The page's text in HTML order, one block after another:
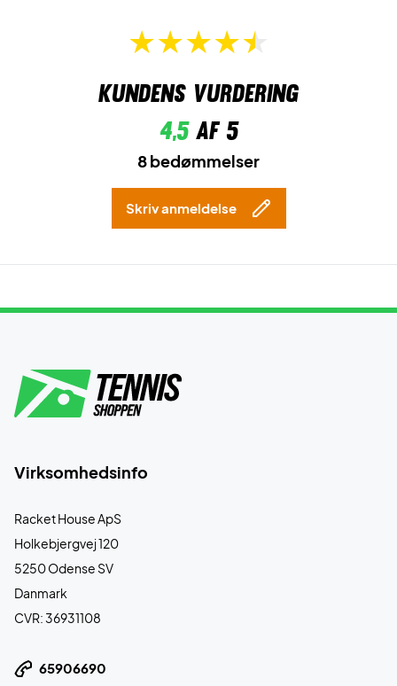
Kundens vurdering
4,5af 5
8 bedømmelser
Skriv anmeldelse
Virksomhedsinfo
Racket House ApS
Holkebjergvej 120
5250 Odense SV
Danmark
CVR: 36931108
65906690